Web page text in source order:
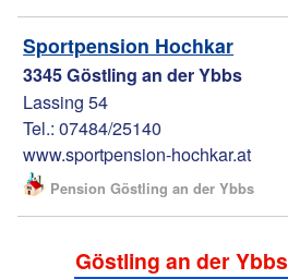
Sportpension Hochkar
3345 Göstling an der Ybbs
Lassing 54
Tel.: 07484/25140
www.sportpension-hochkar.at
Pension Göstling an der Ybbs
Göstling an der Ybbs